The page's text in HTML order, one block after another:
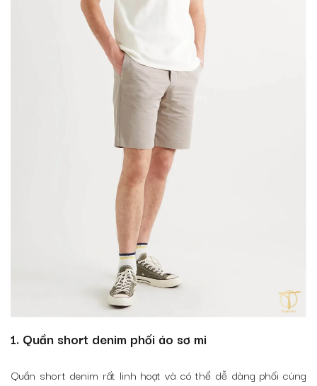
1. Quần short denim phối áo sơ mi
Quần short denim rất linh hoạt và có thể dễ dàng phối cùng